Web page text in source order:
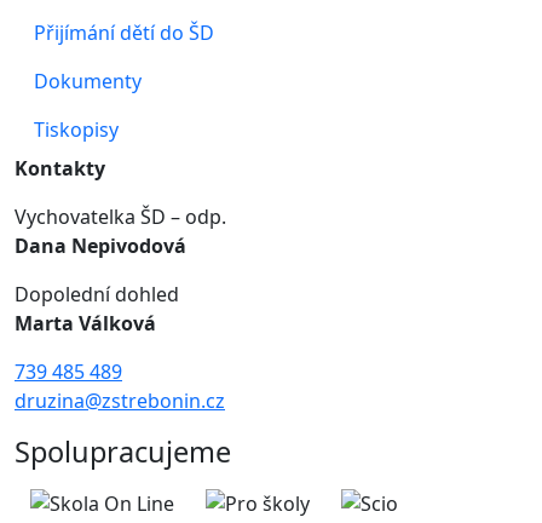
Přijímání dětí do ŠD
Dokumenty
Tiskopisy
Kontakty
Vychovatelka ŠD – odp.
Dana Nepivodová
Dopolední dohled
Marta Válková
739 485 489
druzina@zstrebonin.cz
Spolupracujeme